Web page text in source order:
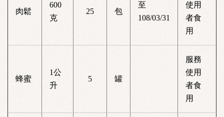
肉鬆
600
克
25 包
至
108/03/31
使用
者食
用
蜂蜜
1公
升
5 罐
服務
使用
者食
用